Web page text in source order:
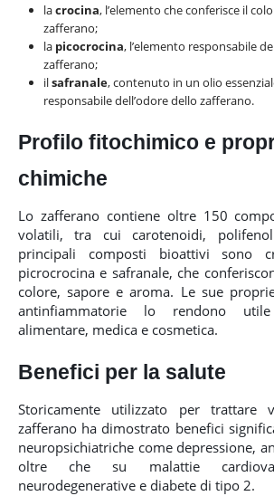
lacrocina, l’elemento che conferisce il
zafferano;
la picocrocina, l’elemento responsabile
zafferano;
ilsafranale, contenuto in un olio
responsabile dell’odore dello zafferano.
Profilo fitochimico e
chimiche
Lo zafferano contiene oltre 150
volatili, tra cui carotenoidi,
principali composti bioattivi sono
picrocrocina e safranale, che
colore, sapore e aroma. Le sue
antinfiammatorie lo rendono
alimentare, medica e cosmetica.
Benefici per la salute
Storicamente utilizzato per trattare
zafferano ha dimostrato benefici
neuropsichiatriche come depressione,
oltre che su malattie
neurodegenerative e diabete di tipo 2.